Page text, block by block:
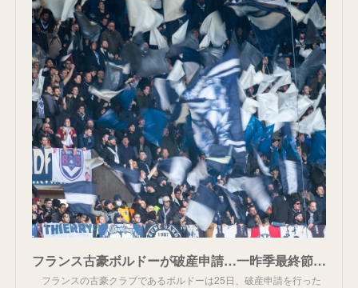
フランス古豪ボルドーが破産申請…一昨季最終節は“大勝で1部復帰”チャンスもサポ暴動で敗戦扱い | ゲキサカ
フランスの古豪クラブであるボルドーは25日、破産申請を行った